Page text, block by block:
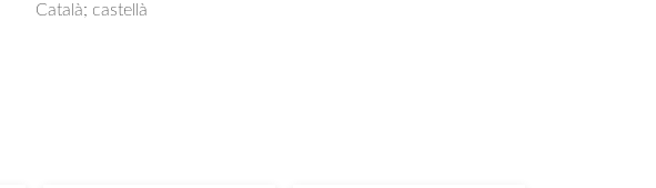
Català; castellà